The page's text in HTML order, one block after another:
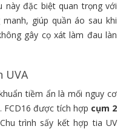
này đặc biệt quan trọng với
giúp quần áo sau khi
gây cọ xát làm đau làn
UVA
tiềm ẩn là mối nguy cơ
FCD16 được tích hợp cụm 2
trình sấy kết hợp tia UV